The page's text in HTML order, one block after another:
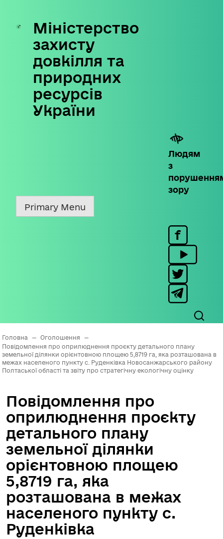
Skip
content
Міністерство
захисту
довкілля та
природних
ресурсів
України
Людям
з
зору
Primary Menu
Головна — Оголошення
—
Повідомлення про оприлюднення проєкту детального плану
земельної ділянки орієнтовною площею 5,8719 га, яка розташована в
межах населеного пункту с. Руденківка Новосанжарського району
Полтаської області та звіту про стратегічну екологічну оцінку
Повідомлення про
оприлюднення проєкту
детального плану
земельної ділянки
орієнтовною площею
5,8719 га, яка
розташована в межах
населеного пункту с.
Руденківка